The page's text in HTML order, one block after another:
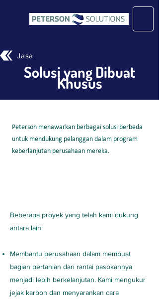
Jasa
Peterson menawarkan berbagai solusi berbeda
untuk mendukung pelanggan dalam program
keberlanjutan perusahaan mereka.
Solusi yang Dibuat
Khusus
Beberapa proyek yang telah kami dukung
antara lain:
Membantu perusahaan dalam membuat
bagian pertanian dari rantai pasokannya
menjadi lebih berkelanjutan. Kami mengukur
jejak karbon dan menyarankan cara